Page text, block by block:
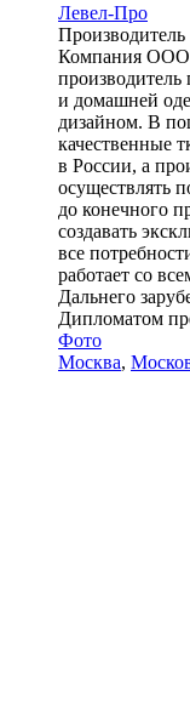
Левел-Про
Производитель
Компания ООО
производитель
и домашней
дизайном. В
качественные
в России, а
осуществлять
до конечного
создавать
все
работает со
Дальнего
Дипломатом
Фото
Москва,